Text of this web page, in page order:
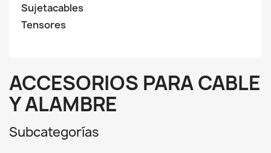
Sujetacables
Tensores
ACCESORIOS PARA CABLE
Y ALAMBRE
Subcategorías